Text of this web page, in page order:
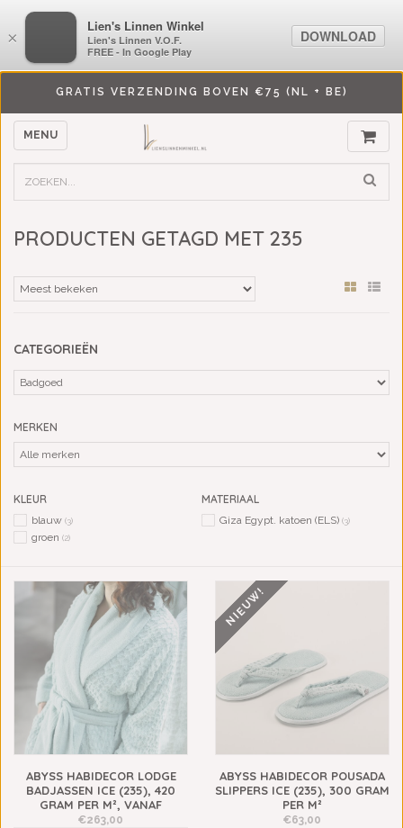
GRATIS VERZENDING BOVEN €75 (NL + BE)
MENU
PRODUCTEN GETAGD MET 235
CATEGORIEËN
MERKEN
KLEUR
blauw (3)
groen (2)
MATERIAAL
Giza Egypt. katoen (ELS) (3)
ABYSS HABIDECOR LODGE
BADJASSEN ICE (235), 420
GRAM PER M², VANAF
€263,00
NIEUW!
ABYSS HABIDECOR POUSADA
SLIPPERS ICE (235), 300 GRAM
PER M²
€63,00
×
LiensLinnenwinkel.nl
Lien's Linnen V.O.F.
FREE - In Google Play
DOWNLOAD
×
Lien's Linnen Winkel
Lien's Linnen V.O.F.
FREE - In Google Play
DOWNLOAD